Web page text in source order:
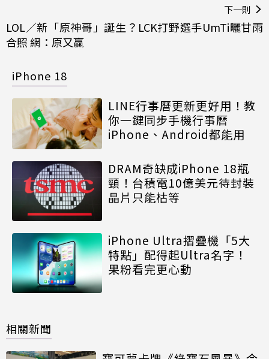
下一則
LOL／新「原神哥」誕生？LCK打野選手UmTi曬甘雨
合照 網：原又贏
iPhone 18
LINE行事曆更新更好用！教
你一鍵同步手機行事曆
iPhone、Android都能用
DRAM奇缺成iPhone 18瓶
頸！台積電10億美元待封裝
晶片只能枯等
iPhone Ultra摺疊機「5大
特點」配得起Ultra名字！
果粉看完更心動
相關新聞